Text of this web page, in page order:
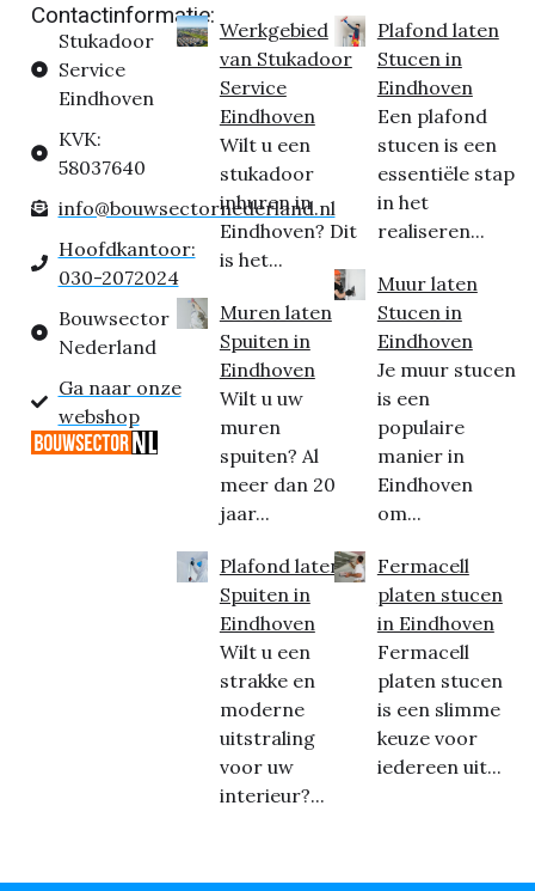
Contactinformatie:
Stukadoor
Service
Eindhoven
KVK:
58037640
info@bouwsectornederland.nl
Hoofdkantoor:
030-2072024
Bouwsector
Nederland
Ga naar onze
webshop
Werkgebied
van Stukadoor
Service
Eindhoven
Wilt u een
stukadoor
inhuren in
Eindhoven? Dit
is het...
Muren laten
Spuiten in
Eindhoven
Wilt u uw
muren
spuiten? Al
meer dan 20
jaar...
Plafond laten
Spuiten in
Eindhoven
Wilt u een
strakke en
moderne
uitstraling
voor uw
interieur?...
Plafond laten
Stucen in
Eindhoven
Een plafond
stucen is een
essentiële stap
in het
realiseren...
Muur laten
Stucen in
Eindhoven
Je muur stucen
is een
populaire
manier in
Eindhoven
om...
Fermacell
platen stucen
in Eindhoven
Fermacell
platen stucen
is een slimme
keuze voor
iedereen uit...